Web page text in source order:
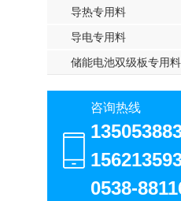
导热专用料
导电专用料
储能电池双级板专用料
咨询热线
0538-